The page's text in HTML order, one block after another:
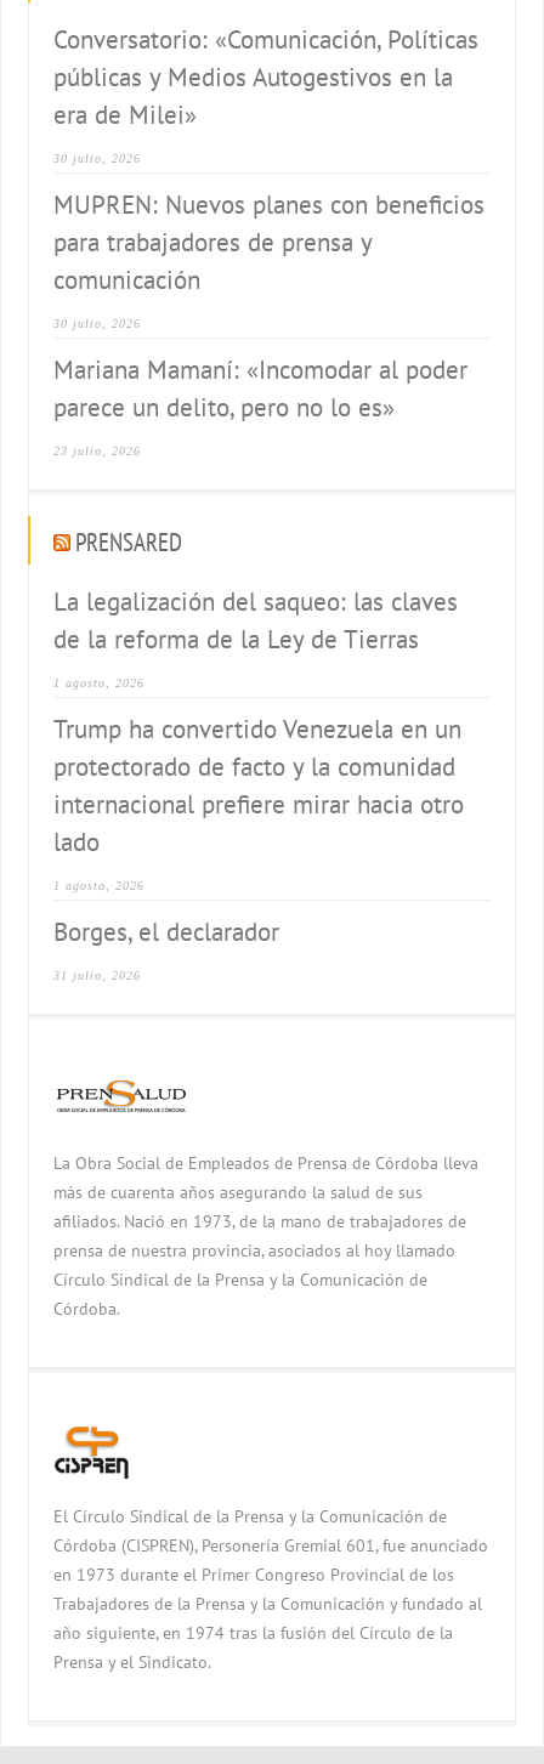
Conversatorio: «Comunicación, Políticas
públicas y Medios Autogestivos en la
era de Milei»
30 julio, 2026
MUPREN: Nuevos planes con beneficios
para trabajadores de prensa y
comunicación
30 julio, 2026
Mariana Mamaní: «Incomodar al poder
parece un delito, pero no lo es»
23 julio, 2026
PRENSARED
La legalización del saqueo: las claves
de la reforma de la Ley de Tierras
1 agosto, 2026
Trump ha convertido Venezuela en un
protectorado de facto y la comunidad
internacional prefiere mirar hacia otro
lado
1 agosto, 2026
Borges, el declarador
31 julio, 2026
La Obra Social de Empleados de Prensa de Córdoba lleva
más de cuarenta años asegurando la salud de sus
afiliados. Nació en 1973, de la mano de trabajadores de
prensa de nuestra provincia, asociados al hoy llamado
Círculo Sindical de la Prensa y la Comunicación de
Córdoba.
El Círculo Sindical de la Prensa y la Comunicación de
Córdoba (CISPREN), Personería Gremial 601, fue anunciado
en 1973 durante el Primer Congreso Provincial de los
Trabajadores de la Prensa y la Comunicación y fundado al
año siguiente, en 1974 tras la fusión del Círculo de la
Prensa y el Sindicato.